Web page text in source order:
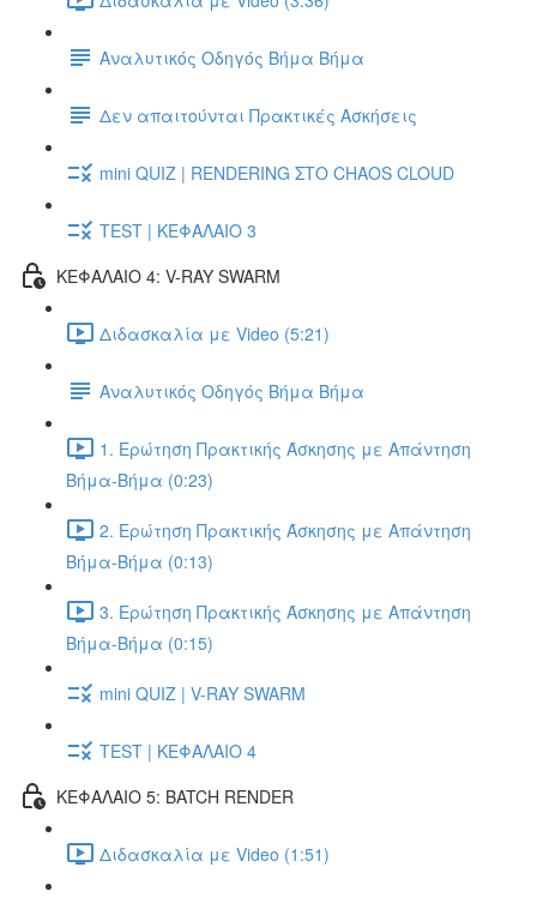
Αναλυτικός Οδηγός Βήμα Βήμα
Δεν απαιτούνται Πρακτικές Ασκήσεις
mini QUIZ | RENDERING ΣΤΟ CHAOS CLOUD
TEST | ΚΕΦΑΛΑΙΟ 3
ΚΕΦΑΛΑΙΟ 4: V-RAY SWARM
Διδασκαλία με Video (5:21)
Αναλυτικός Οδηγός Βήμα Βήμα
1. Ερώτηση Πρακτικής Άσκησης με Απάντηση
Βήμα-Βήμα (0:23)
2. Ερώτηση Πρακτικής Άσκησης με Απάντηση
Βήμα-Βήμα (0:13)
3. Ερώτηση Πρακτικής Άσκησης με Απάντηση
Βήμα-Βήμα (0:15)
mini QUIZ | V-RAY SWARM
TEST | ΚΕΦΑΛΑΙΟ 4
ΚΕΦΑΛΑΙΟ 5: BATCH RENDER
Διδασκαλία με Video (1:51)